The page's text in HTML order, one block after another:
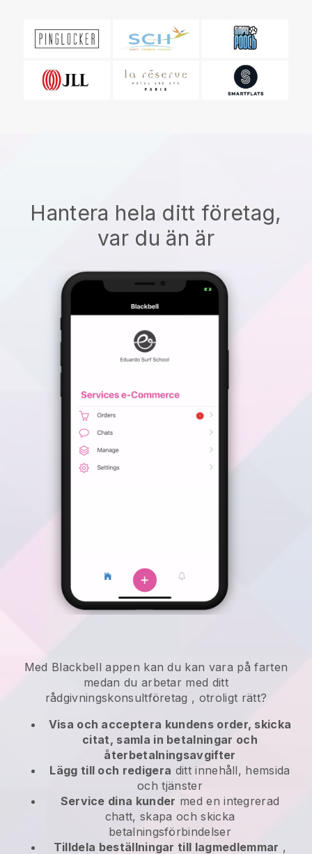
Hantera hela ditt företag,
var du än är
Med Blackbell appen kandu kan vara på farten
medan du arbetar med ditt
rådgivningskonsultföretag , otroligt rätt?
Visa och acceptera kundens order, skicka
citat, samla in betalningar och
återbetalningsavgifter
Lägg till och redigera ditt innehåll, hemsida
och tjänster
Service dina kunder med en integrerad
chatt, skapa och skicka
betalningsförbindelser
Tilldela beställningar till lagmedlemmar ,